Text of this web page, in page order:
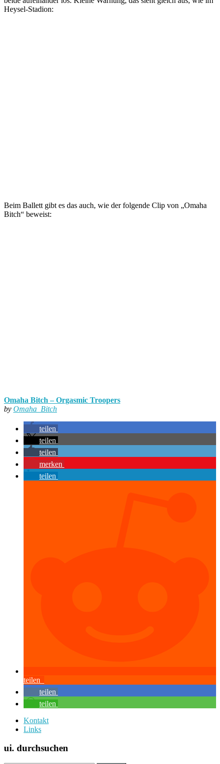
Heysel-Stadion:
Beim Ballett gibt es das auch, wie der folgende Clip von „Omaha
Bitch“ beweist:
Omaha Bitch – Orgasmic Troopers
by Omaha_Bitch
teilen
teilen
teilen
merken
teilen
teilen
teilen
teilen
Kontakt
Links
ui. durchsuchen